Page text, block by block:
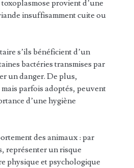
provient d’une
insuffisamment cuite ou
s’ils bénéficient d’un
bactéries transmises par
un danger. De plus,
parfois adoptés, peuvent
d’une hygiène
des animaux : par
représenter un risque
physique et psychologique